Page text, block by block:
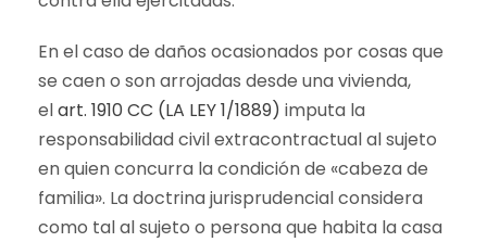
En el caso de daños ocasionados por cosas que
se caen o son arrojadas desde una vivienda,
elart. 1910 CC (LA LEY 1/1889) imputa la
responsabilidad civil extracontractual al sujeto
en quien concurra la condición de «cabeza de
familia». La doctrina jurisprudencial considera
como tal al sujeto o persona que habita la casa